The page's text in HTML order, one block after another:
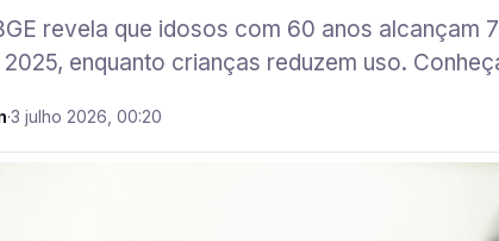
revela que idosos com 60 anos alcançam
enquanto crianças reduzem uso.
·3 julho 2026, 00:20